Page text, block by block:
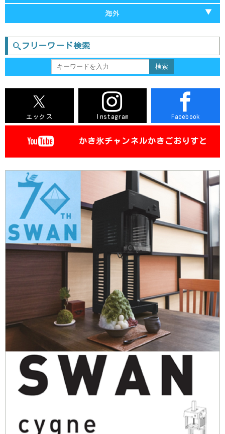
山形
宮城
新潟
石川
長野
三重
茨城
和歌山
滋賀
岡山
鳥取
愛媛
香川
高知
福岡
佐賀
熊本
宮城
鹿児島
沖縄
海外
台湾-台南
フリーワード検索
エックス Instagram Facebook
かき氷チャンネルかきごおりすと